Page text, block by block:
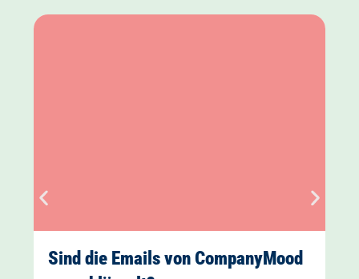
Sind die Emails von CompanyMood